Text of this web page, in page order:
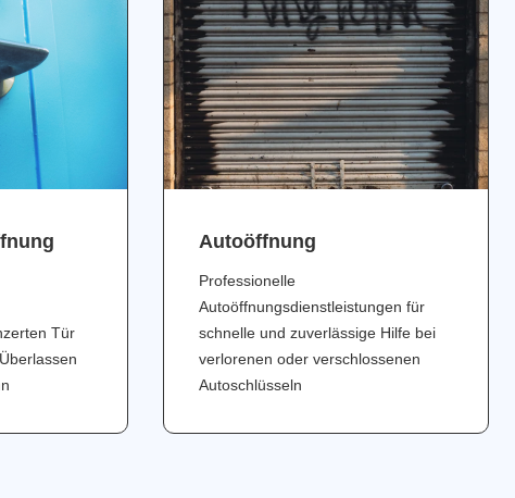
Tür
Аutoöffnung
Professionelle
Autoöffnungsdienstleistungen für
schnelle und zuverlässige Hilfe bei
verlorenen oder verschlossenen
Autoschlüsseln